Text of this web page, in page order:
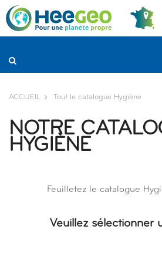
ACCUEIL Tout le catalogue Hygiène
NOTRE
HYGIÈNE
Feuilletez le catalogue
Veuillez sélectionner
Panneau de gestion des cookies